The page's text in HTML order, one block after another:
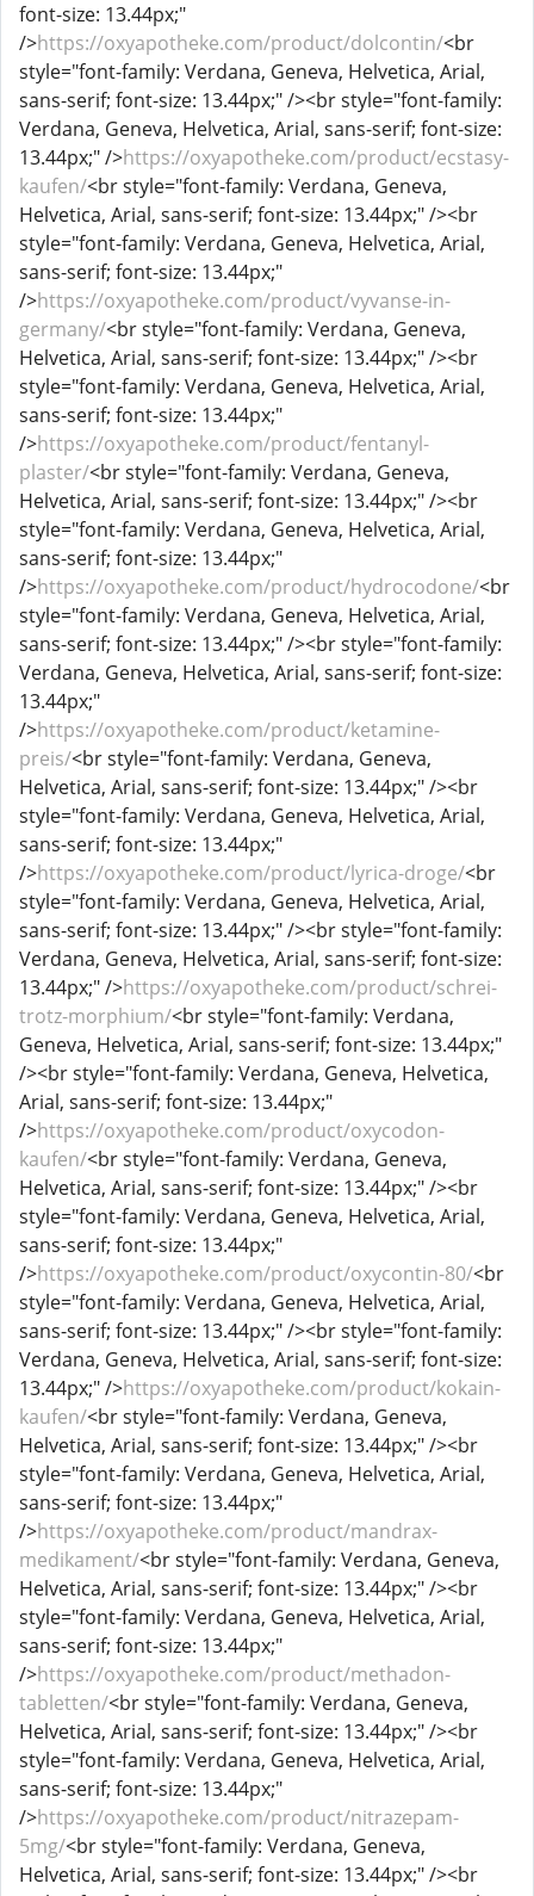
font-size: 13.44px;"
/>https://oxyapotheke.com/product/dolcontin/<br
style="font-family: Verdana, Geneva, Helvetica, Arial,
sans-serif; font-size: 13.44px;" /><br style="font-family:
Verdana, Geneva, Helvetica, Arial, sans-serif; font-size:
13.44px;" />https://oxyapotheke.com/product/ecstasy-
kaufen/<br style="font-family: Verdana, Geneva,
Helvetica, Arial, sans-serif; font-size: 13.44px;" /><br
style="font-family: Verdana, Geneva, Helvetica, Arial,
sans-serif; font-size: 13.44px;"
/>https://oxyapotheke.com/product/vyvanse-in-
germany/<br style="font-family: Verdana, Geneva,
Helvetica, Arial, sans-serif; font-size: 13.44px;" /><br
style="font-family: Verdana, Geneva, Helvetica, Arial,
sans-serif; font-size: 13.44px;"
/>https://oxyapotheke.com/product/fentanyl-
plaster/<br style="font-family: Verdana, Geneva,
Helvetica, Arial, sans-serif; font-size: 13.44px;" /><br
style="font-family: Verdana, Geneva, Helvetica, Arial,
sans-serif; font-size: 13.44px;"
/>https://oxyapotheke.com/product/hydrocodone/<br
style="font-family: Verdana, Geneva, Helvetica, Arial,
sans-serif; font-size: 13.44px;" /><br style="font-family:
Verdana, Geneva, Helvetica, Arial, sans-serif; font-size:
13.44px;"
/>https://oxyapotheke.com/product/ketamine-
preis/<br style="font-family: Verdana, Geneva,
Helvetica, Arial, sans-serif; font-size: 13.44px;" /><br
style="font-family: Verdana, Geneva, Helvetica, Arial,
sans-serif; font-size: 13.44px;"
/>https://oxyapotheke.com/product/lyrica-droge/<br
style="font-family: Verdana, Geneva, Helvetica, Arial,
sans-serif; font-size: 13.44px;" /><br style="font-family:
Verdana, Geneva, Helvetica, Arial, sans-serif; font-size:
13.44px;" />https://oxyapotheke.com/product/schrei-
trotz-morphium/<br style="font-family: Verdana,
Geneva, Helvetica, Arial, sans-serif; font-size: 13.44px;"
/><br style="font-family: Verdana, Geneva, Helvetica,
Arial, sans-serif; font-size: 13.44px;"
/>https://oxyapotheke.com/product/oxycodon-
kaufen/<br style="font-family: Verdana, Geneva,
Helvetica, Arial, sans-serif; font-size: 13.44px;" /><br
style="font-family: Verdana, Geneva, Helvetica, Arial,
sans-serif; font-size: 13.44px;"
/>https://oxyapotheke.com/product/oxycontin-80/<br
style="font-family: Verdana, Geneva, Helvetica, Arial,
sans-serif; font-size: 13.44px;" /><br style="font-family:
Verdana, Geneva, Helvetica, Arial, sans-serif; font-size:
13.44px;" />https://oxyapotheke.com/product/kokain-
kaufen/<br style="font-family: Verdana, Geneva,
Helvetica, Arial, sans-serif; font-size: 13.44px;" /><br
style="font-family: Verdana, Geneva, Helvetica, Arial,
sans-serif; font-size: 13.44px;"
/>https://oxyapotheke.com/product/mandrax-
medikament/<br style="font-family: Verdana, Geneva,
Helvetica, Arial, sans-serif; font-size: 13.44px;" /><br
style="font-family: Verdana, Geneva, Helvetica, Arial,
sans-serif; font-size: 13.44px;"
/>https://oxyapotheke.com/product/methadon-
tabletten/<br style="font-family: Verdana, Geneva,
Helvetica, Arial, sans-serif; font-size: 13.44px;" /><br
style="font-family: Verdana, Geneva, Helvetica, Arial,
sans-serif; font-size: 13.44px;"
/>https://oxyapotheke.com/product/nitrazepam-
5mg/<br style="font-family: Verdana, Geneva,
Helvetica, Arial, sans-serif; font-size: 13.44px;" /><br